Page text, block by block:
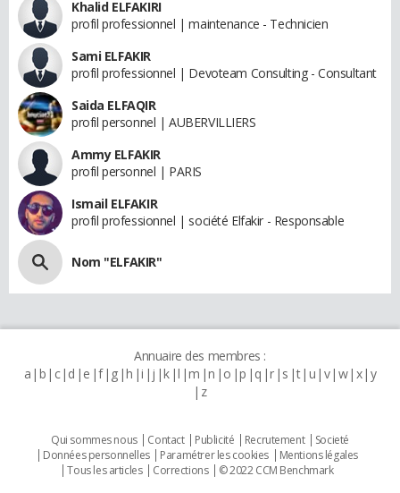
Khalid ELFAKIRI
profil professionnel | maintenance - Technicien
Sami ELFAKIR
profil professionnel | Devoteam Consulting - Consultant
Saida ELFAQIR
profil personnel | AUBERVILLIERS
Ammy ELFAKIR
profil personnel | PARIS
Ismail ELFAKIR
profil professionnel | société Elfakir - Responsable
Nom "ELFAKIR"
Annuaire des membres :
a b c d e f g h i j k l m n o p q r s t u v w x y
z
Qui sommes nous Contact Publicité Recrutement
Societé
Données personnelles
Paramétrer les cookies
Mentions légales
Tous les articles
Corrections © 2022 CCM Benchmark